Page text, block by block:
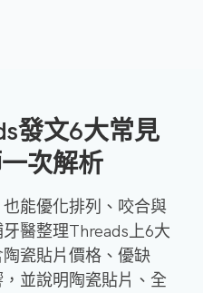
發文6大常見
次解析
能優化排列、咬合與
醫整理Threads上6大
瓷貼片價格、優缺
並說明陶瓷貼片、全